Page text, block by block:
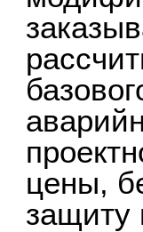
цены,
защиту